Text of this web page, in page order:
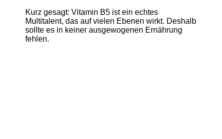
Kurz gesagt: Vitamin B5 ist ein echtes
Multitalent, das auf vielen Ebenen wirkt. Deshalb
sollte es in keiner ausgewogenen Ernährung
fehlen.